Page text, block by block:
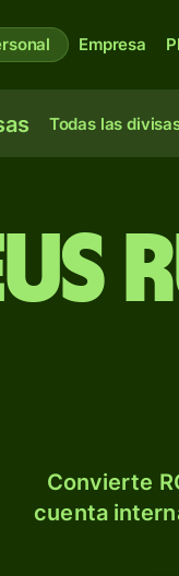
Empresa
Todas las
Convierte
cuenta